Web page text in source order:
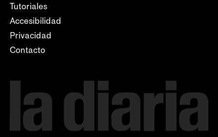
Tutoriales
Accesibilidad
Privacidad
Contacto